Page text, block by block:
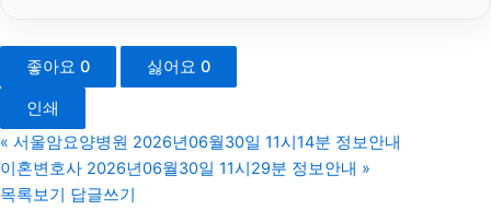
애견파양
좋아요 0 싫어요 0
인쇄
« 서울암요양병원 2026년06월30일 11시14분 정보안내
이혼변호사 2026년06월30일 11시29분 정보안내 »
목록보기 답글쓰기